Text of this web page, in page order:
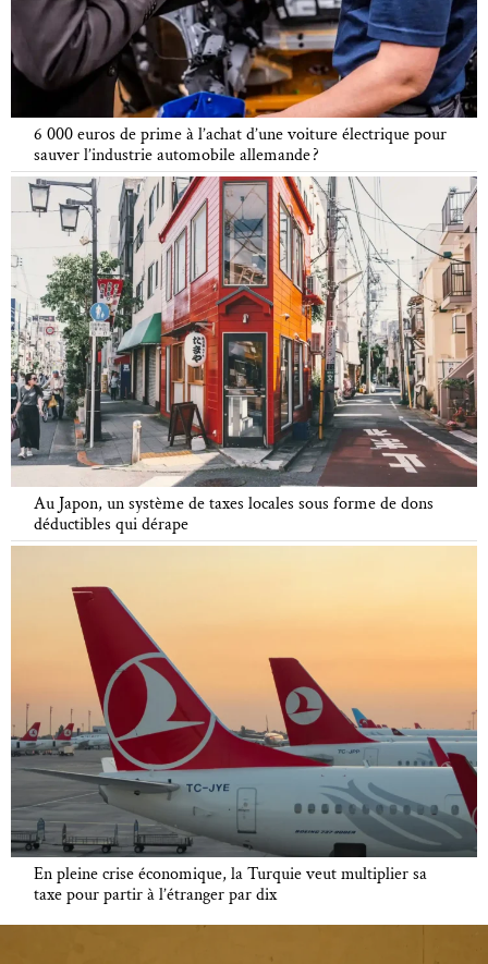
6 000 euros de prime à l’achat d’une voiture électrique pour
sauver l’industrie automobile allemande ?
Au Japon, un système de taxes locales sous forme de dons
déductibles qui dérape
En pleine crise économique, la Turquie veut multiplier sa
taxe pour partir à l’étranger par dix